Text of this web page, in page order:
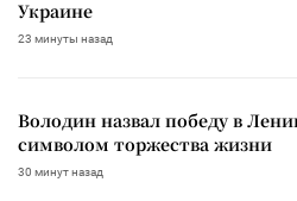
Украине
23 минуты назад
Володин назвал победу в
символом торжества жизни
30 минут назад